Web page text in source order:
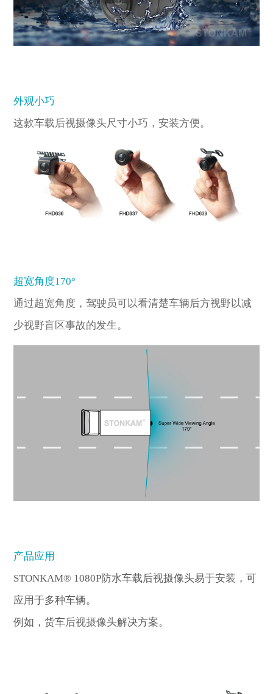
外观小巧
这款车载后视摄像头尺寸小巧，安装方便。
超宽角度170°
通过超宽角度，驾驶员可以看清楚车辆后方视野以减
少视野盲区事故的发生。
产品应用
STONKAM® 1080P防水车载后视摄像头易于安装，可
应用于多种车辆。
例如，货车后视摄像头解决方案。